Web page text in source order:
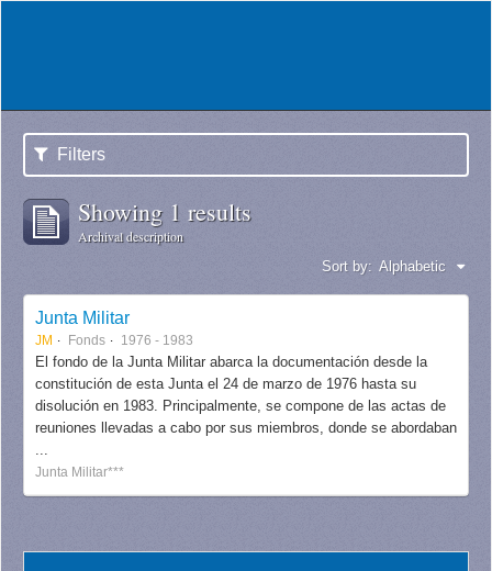
Filters
Showing 1 results
Archival description
Sort by: Alphabetic
Junta Militar
JM Fonds 1976 - 1983
El fondo de la Junta Militar abarca la documentación desde la
constitución de esta Junta el 24 de marzo de 1976 hasta su
disolución en 1983. Principalmente, se compone de las actas de
reuniones llevadas a cabo por sus miembros, donde se abordaban
...
Junta Militar***